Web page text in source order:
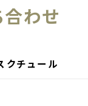
わせ
チュール